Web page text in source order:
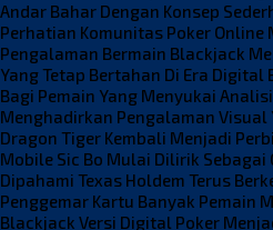
Andar Bahar Dengan Konsep
Perhatian Komunitas Poker
Pengalaman Bermain Blackjack
Yang Tetap Bertahan Di Era Digital
Bagi Pemain Yang Menyukai
Menghadirkan Pengalaman Visual
Dragon Tiger Kembali Menjadi
Mobile Sic Bo Mulai Dilirik Sebagai
Dipahami Texas Holdem Terus
Penggemar Kartu Banyak Pemain
Blackjack Versi Digital Poker